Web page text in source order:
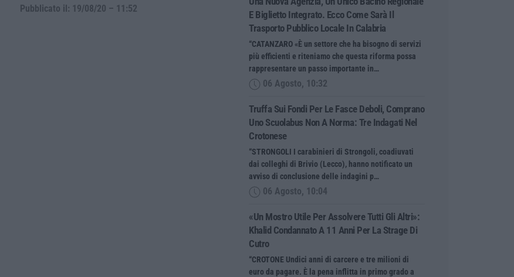
Pubblicato il: 19/08/20 – 11:52
E Biglietto Integrato. Ecco Come Sarà Il
Trasporto Pubblico Locale In Calabria
“CATANZARO «È un settore che ha bisogno di servizi
più efficienti e riteniamo che questa riforma possa
rappresentare un passo importante in…
06 Agosto, 10:32
Truffa Sui Fondi Per Le Fasce Deboli, Comprano
Uno Scuolabus Non A Norma: Tre Indagati Nel
Crotonese
“STRONGOLI I carabinieri di Strongoli, coadiuvati
dai colleghi di Brivio (Lecco), hanno notificato un
avviso di conclusione delle indagini p…
06 Agosto, 10:04
«Un Mostro Utile Per Assolvere Tutti Gli Altri»:
Khalid Condannato A 11 Anni Per La Strage Di
Cutro
“CROTONE Undici anni di carcere e tre milioni di
euro da pagare. È la pena inflitta in primo grado a